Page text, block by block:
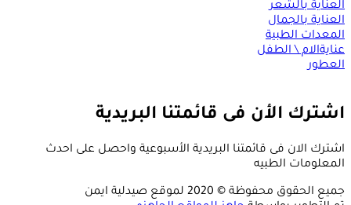
العناية بالشعر
العناية بالجمال
المعدات الطبية
عنايةالام \ الطفل
العطور
اشترك الأن فى قائمتنا البريدية
اشترك الان فى قائمتنا البريدية الأسبوعية واحصل على احدث
المعلومات الطبيه
جميع الحقوق محفوظة © 2020 لموقع صيدلية ايمن